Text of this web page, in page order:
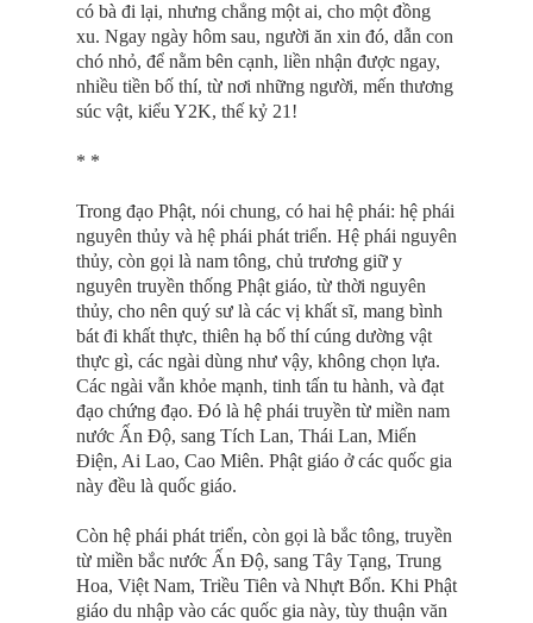
có bà đi lại, nhưng chẳng một ai, cho một đồng
xu. Ngay ngày hôm sau, người ăn xin đó, dẫn con
chó nhỏ, để nằm bên cạnh, liền nhận được ngay,
nhiều tiền bố thí, từ nơi những người, mến thương
súc vật, kiểu Y2K, thế kỷ 21!
* *
Trong đạo Phật, nói chung, có hai hệ phái: hệ phái
nguyên thủy và hệ phái phát triển. Hệ phái nguyên
thủy, còn gọi là nam tông, chủ trương giữ y
nguyên truyền thống Phật giáo, từ thời nguyên
thủy, cho nên quý sư là các vị khất sĩ, mang bình
bát đi khất thực, thiên hạ bố thí cúng dường vật
thực gì, các ngài dùng như vậy, không chọn lựa.
Các ngài vẫn khỏe mạnh, tinh tấn tu hành, và đạt
đạo chứng đạo. Ðó là hệ phái truyền từ miền nam
nước Ấn Ðộ, sang Tích Lan, Thái Lan, Miến
Ðiện, Ai Lao, Cao Miên. Phật giáo ở các quốc gia
này đều là quốc giáo.
Còn hệ phái phát triển, còn gọi là bắc tông, truyền
từ miền bắc nước Ấn Ðộ, sang Tây Tạng, Trung
Hoa, Việt Nam, Triều Tiên và Nhựt Bổn. Khi Phật
giáo du nhập vào các quốc gia này, tùy thuận văn